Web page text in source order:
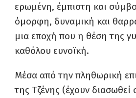
ερωμένη, έμπιστη και
όμορφη, δυναμική και
μια εποχή που η θέση της
καθόλου ευνοϊκή.
Μέσα από την πληθωρική
της Τζένης (έχουν διασωθεί